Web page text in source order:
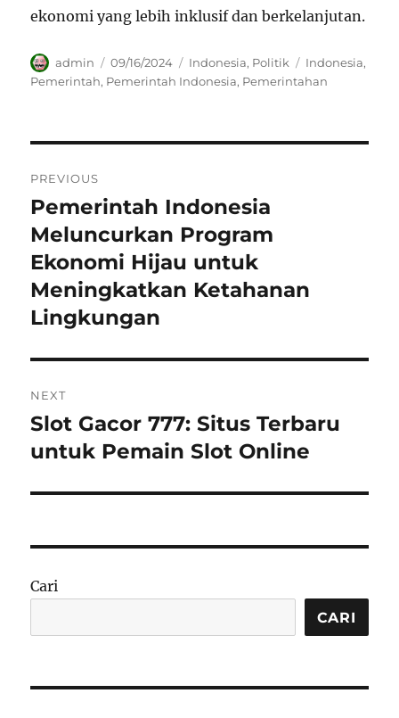
ekonomi yang lebih inklusif dan berkelanjutan.
Author
admin
Posted
on
09/16/2024 Categories
Indonesia, Politik Tags
Indonesia,
Pemerintah, Pemerintah Indonesia, Pemerintahan
pos
PREVIOUS
Previous
post:
Pemerintah Indonesia
Meluncurkan Program
Ekonomi Hijau untuk
Meningkatkan Ketahanan
Lingkungan
NEXT
Next
post:
Slot Gacor 777: Situs Terbaru
untuk Pemain Slot Online
Cari
CARI